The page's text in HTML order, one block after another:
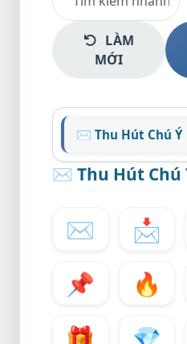
LÀM
MỚI
✉️ Thu Hút Chú Ý
✉️ Thu Hút Chú
✉️ 📩
📌
🔥
🎁
💎